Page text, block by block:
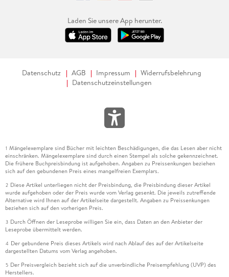
Laden Sie unsere App herunter.
Datenschutz AGB Impressum
Widerrufsbelehrung
Datenschutzeinstellungen
1 Mängelexemplare sind Bücher mit leichten Beschädigungen, die das Lesen aber nicht
einschränken. Mängelexemplare sind durch einen Stempel als solche gekennzeichnet.
Die frühere Buchpreisbindung ist aufgehoben. Angaben zu Preissenkungen beziehen
sich auf den gebundenen Preis eines mangelfreien Exemplars.
2 Diese Artikel unterliegen nicht der Preisbindung, die Preisbindung dieser Artikel
wurde aufgehoben oder der Preis wurde vom Verlag gesenkt. Die jeweils zutreffende
Alternative wird Ihnen auf der Artikelseite dargestellt. Angaben zu Preissenkungen
beziehen sich auf den vorherigen Preis.
3 Durch Öffnen der Leseprobe willigen Sie ein, dass Daten an den Anbieter der
Leseprobe übermittelt werden.
4 Der gebundene Preis dieses Artikels wird nach Ablauf des auf der Artikelseite
dargestellten Datums vom Verlag angehoben.
5 Der Preisvergleich bezieht sich auf die unverbindliche Preisempfehlung (UVP) des
Herstellers.